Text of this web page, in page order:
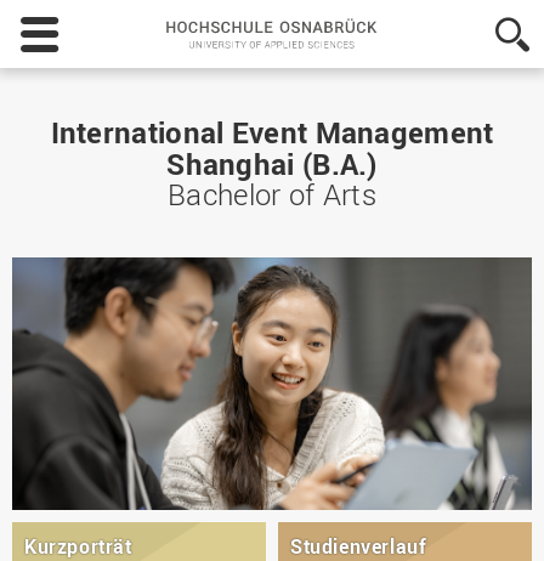
Hochschule
Osnabrück
-
Applied
International Event Management
Shanghai (B.A.)
Bachelor of Arts
Kurzporträt Studienverlauf